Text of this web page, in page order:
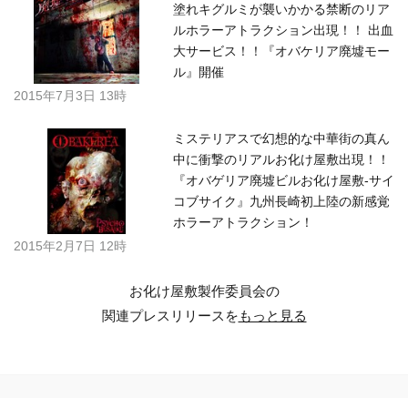
塗れキグルミが襲いかかる禁断のリア
ルホラーアトラクション出現！！ 出血
大サービス！！『オバケリア廃墟モー
ル』開催
2015年7月3日 13時
ミステリアスで幻想的な中華街の真ん
中に衝撃のリアルお化け屋敷出現！！
『オバゲリア廃墟ビルお化け屋敷-サイ
コブサイク』九州長崎初上陸の新感覚
ホラーアトラクション！
2015年2月7日 12時
お化け屋敷製作委員会の
関連プレスリリースをもっと見る